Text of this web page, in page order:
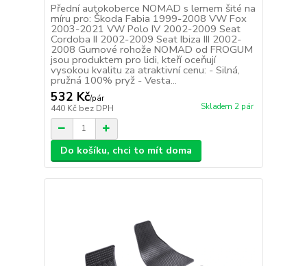
Přední autokoberce NOMAD s lemem šité na
míru pro: Škoda Fabia 1999-2008 VW Fox
2003-2021 VW Polo IV 2002-2009 Seat
Cordoba II 2002-2009 Seat Ibiza III 2002-
2008 Gumové rohože NOMAD od FROGUM
jsou produktem pro lidi, kteří oceňují
vysokou kvalitu za atraktivní cenu: - Silná,
pružná 100% pryž - Vesta...
532 Kč/pár
440 Kč bez DPH Skladem 2 pár
Do košíku, chci to mít doma